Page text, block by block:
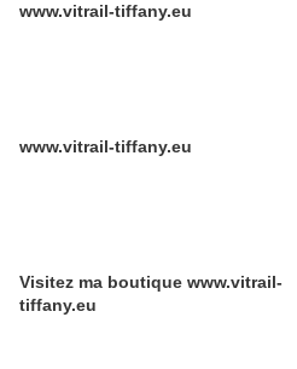
www.vitrail-tiffany.eu
www.vitrail-tiffany.eu
Visitez ma boutique www.vitrail-
tiffany.eu